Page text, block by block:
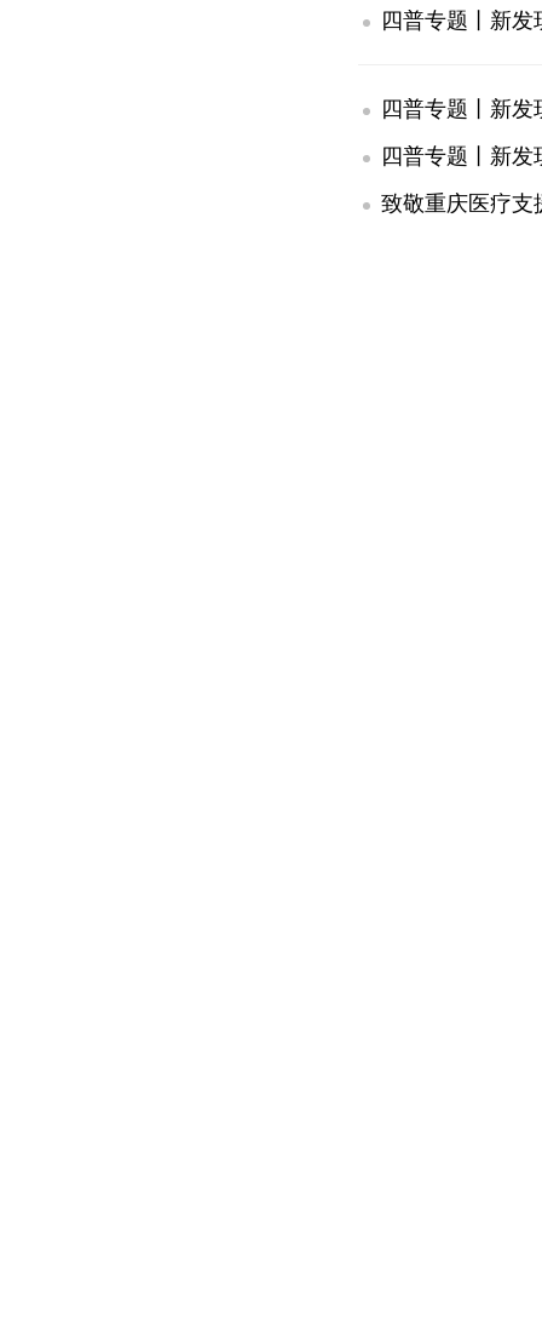
四普专题丨新
四普专题丨新
四普专题丨新
致敬重庆医疗支